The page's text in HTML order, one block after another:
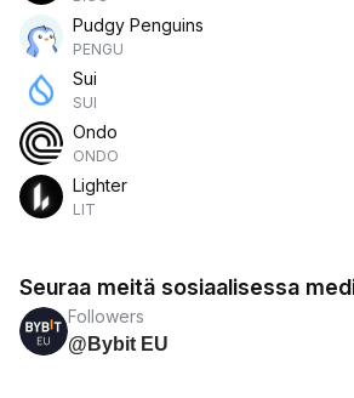
Pudgy Penguins
PENGU
Sui
SUI
Ondo
ONDO
Lighter
LIT
Seuraa meitä sosiaalisessa
Followers
@Bybit EU